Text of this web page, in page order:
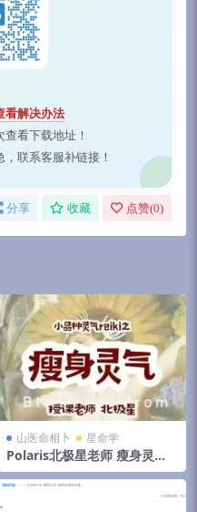
看解决办法
看下载地址！
联系客服补链接！
分享 收藏 点赞(0)
山医命相卜 星命学
Polaris北极星老师 瘦身灵气1
集约3小时